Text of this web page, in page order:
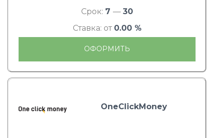
Срок: 7 — 30
Ставка: от 0.00 %
ОФОРМИТЬ
OneClickMoney